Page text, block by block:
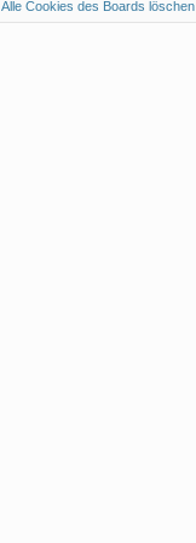
Alle Cookies des Boards löschen